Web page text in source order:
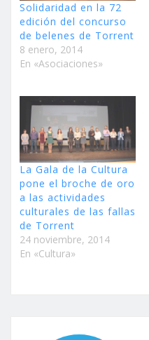
Solidaridad en la 72
edición del concurso
de belenes de Torrent
8 enero, 2014
En «Asociaciones»
La Gala de la Cultura
pone el broche de oro
a las actividades
culturales de las fallas
de Torrent
24 noviembre, 2014
En «Cultura»